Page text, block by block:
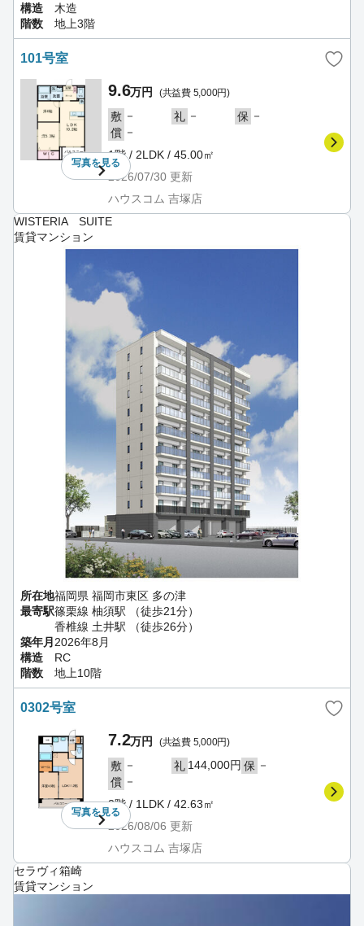
構造
木造
階数
地上3階
101号室
写真を見る
9.6万円 (共益費 5,000円)
敷 － 礼 － 保 －
償 －
1階 / 2LDK / 45.00㎡
2026/07/30 更新
ハウスコム 吉塚店
WISTERIA SUITE
賃貸マンション
所在地福岡県 福岡市東区 多の津
最寄駅篠栗線 柚須駅 （徒歩21分）
香椎線 土井駅 （徒歩26分）
築年月 2026年8月
構造
RC
階数
地上10階
0302号室
写真を見る
7.2万円 (共益費 5,000円)
敷 － 礼 144,000円 保 －
償 －
3階 / 1LDK / 42.63㎡
2026/08/06 更新
ハウスコム 吉塚店
セラヴィ箱崎
賃貸マンション